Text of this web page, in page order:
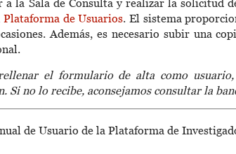
a la Sala de Consulta y realizar la solicitud
Plataforma de Usuarios. El sistema
Además, es necesario subir una
el formulario de alta como
Si no lo recibe, aconsejamos consultar la
de Usuario de la Plataforma de